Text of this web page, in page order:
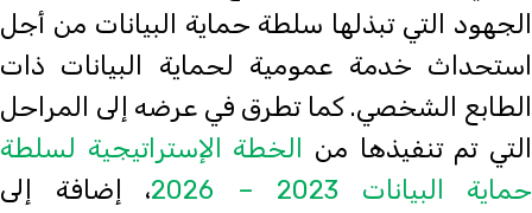
الجهود التي تبذلها سلطة حماية البيانات من أجل
استحداث خدمة عمومية لحماية البيانات ذات
الطابع الشخصي. كما تطرق في عرضه إلى المراحل
التي تم تنفيذها من الخطة الإستراتيجية لسلطة
حماية البيانات 2023 – 2026
، إضافة إلى